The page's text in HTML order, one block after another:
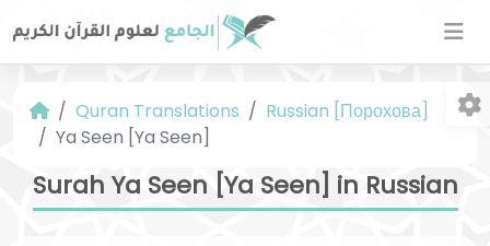
Quran Translations
Russian [Порохова]
Ya Seen [Ya Seen]
Surah Ya Seen [Ya Seen] in Russian